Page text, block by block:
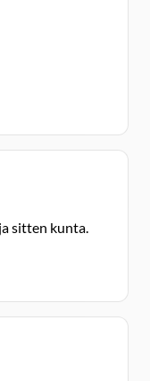
sitten kunta.